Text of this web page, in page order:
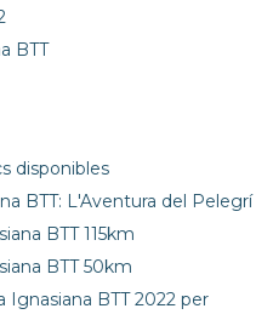
BTT
disponibles
BTT: L'Aventura del Pelegrí
BTT 115km
BTT 50km
Ignasiana BTT 2022 per